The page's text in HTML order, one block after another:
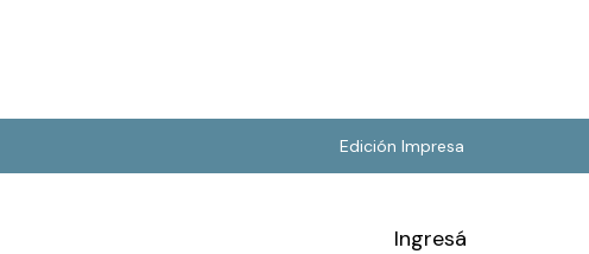
Edición Impresa
Ingresá